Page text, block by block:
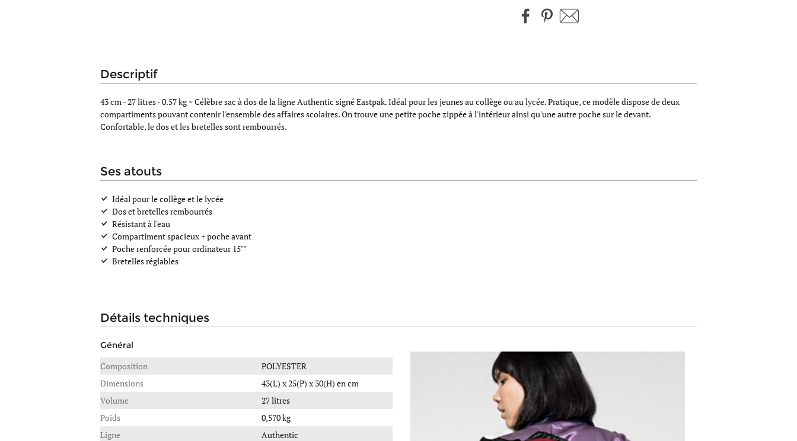
descriptif
43 cm - 27 litres - 0.57 kg ~Célèbre sac à dos de la ligne Authentic signé Eastpak. Idéal pour les jeunes au collège ou au lycée. Pratique, ce modèle dispose de deux
compartiments pouvant contenir l'ensemble des affaires scolaires. On trouve une petite poche zippée à l'intérieur ainsi qu'une autre poche sur le devant.
Confortable, le dos et les bretelles sont rembourrés.
ses atouts
Idéal pour le collège et le lycée
Dos et bretelles rembourrés
Résistant à l'eau
Compartiment spacieux + poche avant
Poche renforcée pour ordinateur 15""
Bretelles réglables
détails techniques
Général
Composition
POLYESTER
Dimensions
43(L) x 25(P) x 30(H) en cm
Volume
27 litres
Poids
0,570 kg
Ligne
Authentic